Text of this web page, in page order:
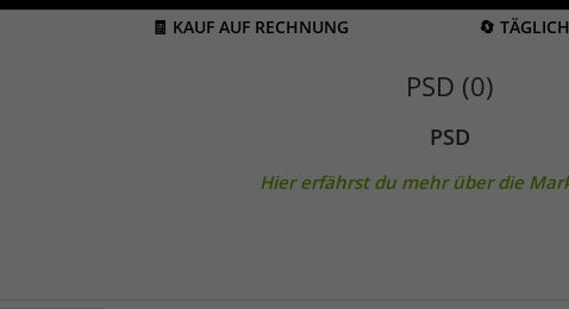
🧾 KAUF AUF RECHNUNG 🔄
PSD (0)
PSD
Hier erfährst du mehr über die